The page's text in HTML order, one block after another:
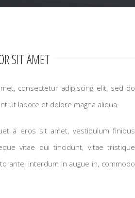
SIT AMET
consectetur adipiscing elit, sed do
ut labore et dolore magna aliqua.
a eros sit amet, vestibulum finibus
vitae dui tincidunt, vitae tristique
ante, interdum in augue in, commodo